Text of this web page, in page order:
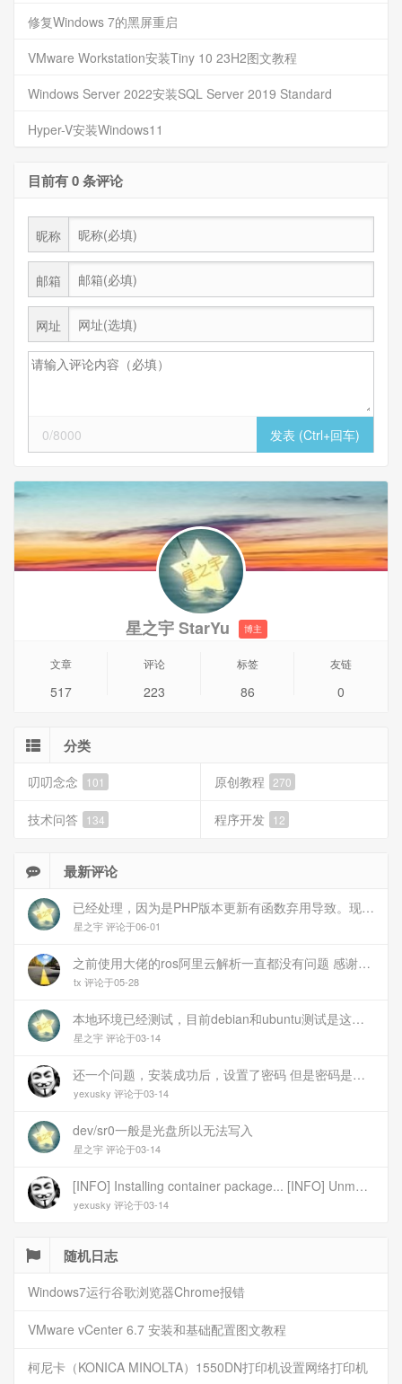
修复Windows 7的黑屏重启
VMware Workstation安装Tiny 10 23H2图文教程
Windows Server 2022安装SQL Server 2019 Standard
Hyper-V安装Windows11
目前有 0 条评论
昵称
邮箱
网址
0/8000
星之宇 StarYu 博主
文章
517
评论
223
标签
86
友链
0
分类
叨叨念念 101 原创教程 270
技术问答 134 程序开发 12
最新评论
已经处理，因为是PHP版本更新有函数弃用导致。现已经修复
星之宇 评论于06-01
之前使用大佬的ros阿里云解析一直都没有问题 感谢大佬 但上个月开始阿里云的解析返回日志总是出错 日志值为alidns update error,不知为什么 所以请教一下大佬
tx 评论于05-28
本地环境已经测试，目前debian和ubuntu测试是这样的，可能就是第1设备是光驱的问题，没把文件导入进去吧
星之宇 评论于03-14
还一个问题，安装成功后，设置了密码 但是密码是空的
yexusky 评论于03-14
dev/sr0一般是光盘所以无法写入
星之宇 评论于03-14
[INFO] Installing container package... [INFO] Unmounting image... [INFO] Writing image to disk (/dev/sr0). This may take several minutes... dd: failed to open \'/dev/sr0\': No medium found [ERROR] Failed to write image to disk [INFO] Cleaning up temporary files... [INFO] Script exited normally, cleanup completed! 报错
yexusky 评论于03-14
随机日志
Windows7运行谷歌浏览器Chrome报错
VMware vCenter 6.7 安装和基础配置图文教程
柯尼卡（KONICA MINOLTA）1550DN打印机设置网络打印机